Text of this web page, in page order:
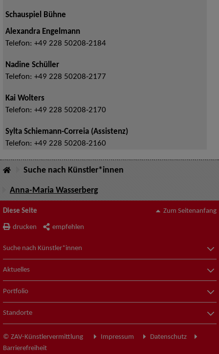
Schauspiel Bühne
Alexandra Engelmann
Telefon: +49 228 50208-2184
Nadine Schüller
Telefon: +49 228 50208-2177
Kai Wolters
Telefon: +49 228 50208-2170
Sylta Schiemann-Correia (Assistenz)
Telefon: +49 228 50208-2160
Suche nach Künstler*innen
Anna-Maria Wasserberg
Diese Seite
drucken empfehlen
Zum Seitenanfang
Suche nach Künstler*innen
Aktuelles
Portfolio
Standorte
© ZAV-Künstlervermittlung Impressum
Datenschutz
Barrierefreiheit